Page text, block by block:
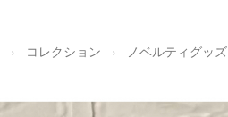
コレクション ノベルティグッズ